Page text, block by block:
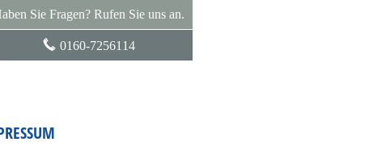
Sie Fragen? Rufen Sie uns an.
0160-7256114